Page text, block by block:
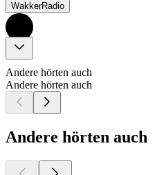
WakkerRadio
Andere hörten auch
Andere hörten auch
Andere hörten auch